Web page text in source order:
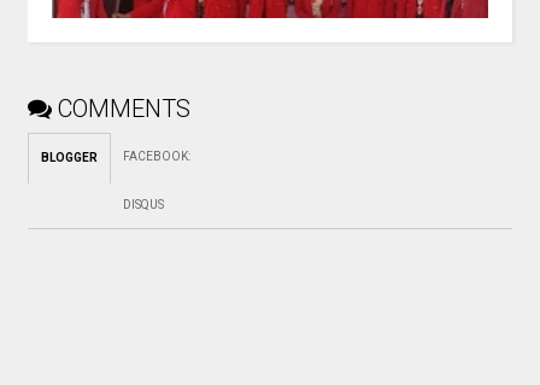
COMMENTS
BLOGGER FACEBOOK:
DISQUS